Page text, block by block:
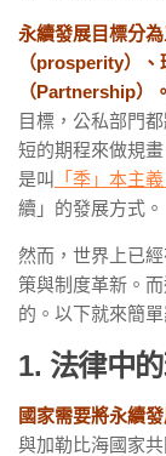
永續發展目標分
（prosperity）
（Partnership）。
目標，公私部門
短的期程來做規
是叫
「季」本主
續」的發展方式。
然而，世界上已
策與制度革新。
的。以下就來簡
1. 法律中
國家需要將永續
與加勒比海國家